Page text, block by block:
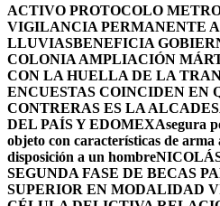
ACTIVO PROTOCOLO
VIGILANCIA PERMANENTE
LLUVIASBENEFICIA
COLONIA AMPLIACIÓN
CON LA HUELLA DE LA
ENCUESTAS COINCIDEN EN
CONTRERAS ES LA
DEL PAÍS Y EDOMEXAsegura
objeto con características de arma
disposición a un hombre
SEGUNDA FASE DE BECAS
SUPERIOR EN MODALIDAD